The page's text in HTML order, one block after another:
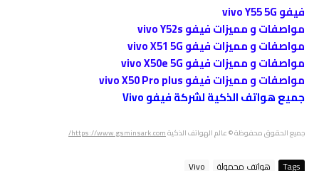
فيفو vivo Y55 5G
مواصفات و مميزات فيفو vivo Y52s
مواصفات و مميزات فيفو vivo X51 5G
مواصفات و مميزات فيفو vivo X50e 5G
مواصفات و مميزات فيفو vivo X50 Pro plus
جميع هواتف الذكية لشركة فيفو Vivo
جميع الحقوق محفوظة© عالم الهواتف الذكيةhttps://www.gsminsark.com/
Tags هواتف محمولة Vivo